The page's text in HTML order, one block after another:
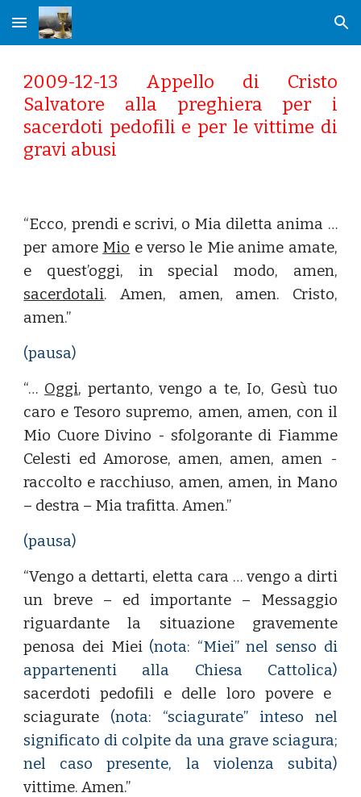
Skip to main content Skip to navigation
2009-12-13 Appello di Cristo
Salvatore alla preghiera per i
sacerdoti pedofili e per le vittime di
gravi abusi
“Ecco, prendi e scrivi, o Mia diletta anima …
per amore Mio e verso le Mie anime amate,
e quest’oggi, in special modo, amen,
sacerdotali. Amen, amen, amen. Cristo,
amen.”
(pausa)
“… Oggi, pertanto, vengo a te, Io, Gesù tuo
caro e Tesoro supremo, amen, amen, con il
Mio Cuore Divino - sfolgorante di Fiamme
Celesti ed Amorose, amen, amen, amen -
raccolto e racchiuso, amen, amen, in Mano
– destra – Mia trafitta. Amen.”
(pausa)
“Vengo a dettarti, eletta cara … vengo a dirti
un breve – ed importante – Messaggio
riguardante la situazione gravemente
penosa dei Miei (nota: “Miei” nel senso di
appartenenti alla Chiesa Cattolica)
sacerdoti pedofili e delle loro povere e
sciagurate (nota: “sciagurate” inteso nel
significato di colpite da una grave sciagura;
nel caso
presente, la violenza subita)
vittime. Amen.”